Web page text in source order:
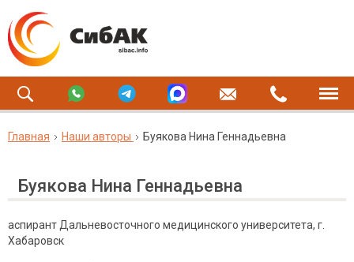
Главная Наши авторы Буякова Нина Геннадьевна
Буякова Нина Геннадьевна
аспирант Дальневосточного медицинского университета, г.
Хабаровск